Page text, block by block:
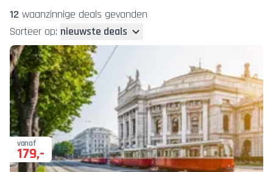
12 waanzinnige deals gevonden
Sorteer op: nieuwste deals
vanaf
179,-